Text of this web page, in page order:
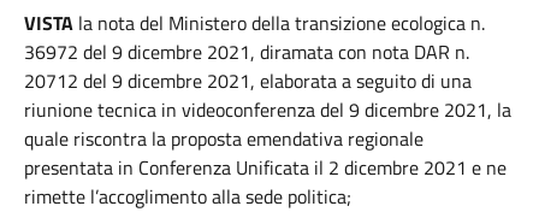
VISTA la nota del Ministero della transizione ecologica n.
36972 del 9 dicembre 2021, diramata con nota DAR n.
20712 del 9 dicembre 2021, elaborata a seguito di una
riunione tecnica in videoconferenza del 9 dicembre 2021, la
quale riscontra la proposta emendativa regionale
presentata in Conferenza Unificata il 2 dicembre 2021 e ne
rimette l’accoglimento alla sede politica;